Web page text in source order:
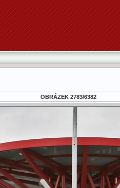
OBRÁZEK 2783/6382